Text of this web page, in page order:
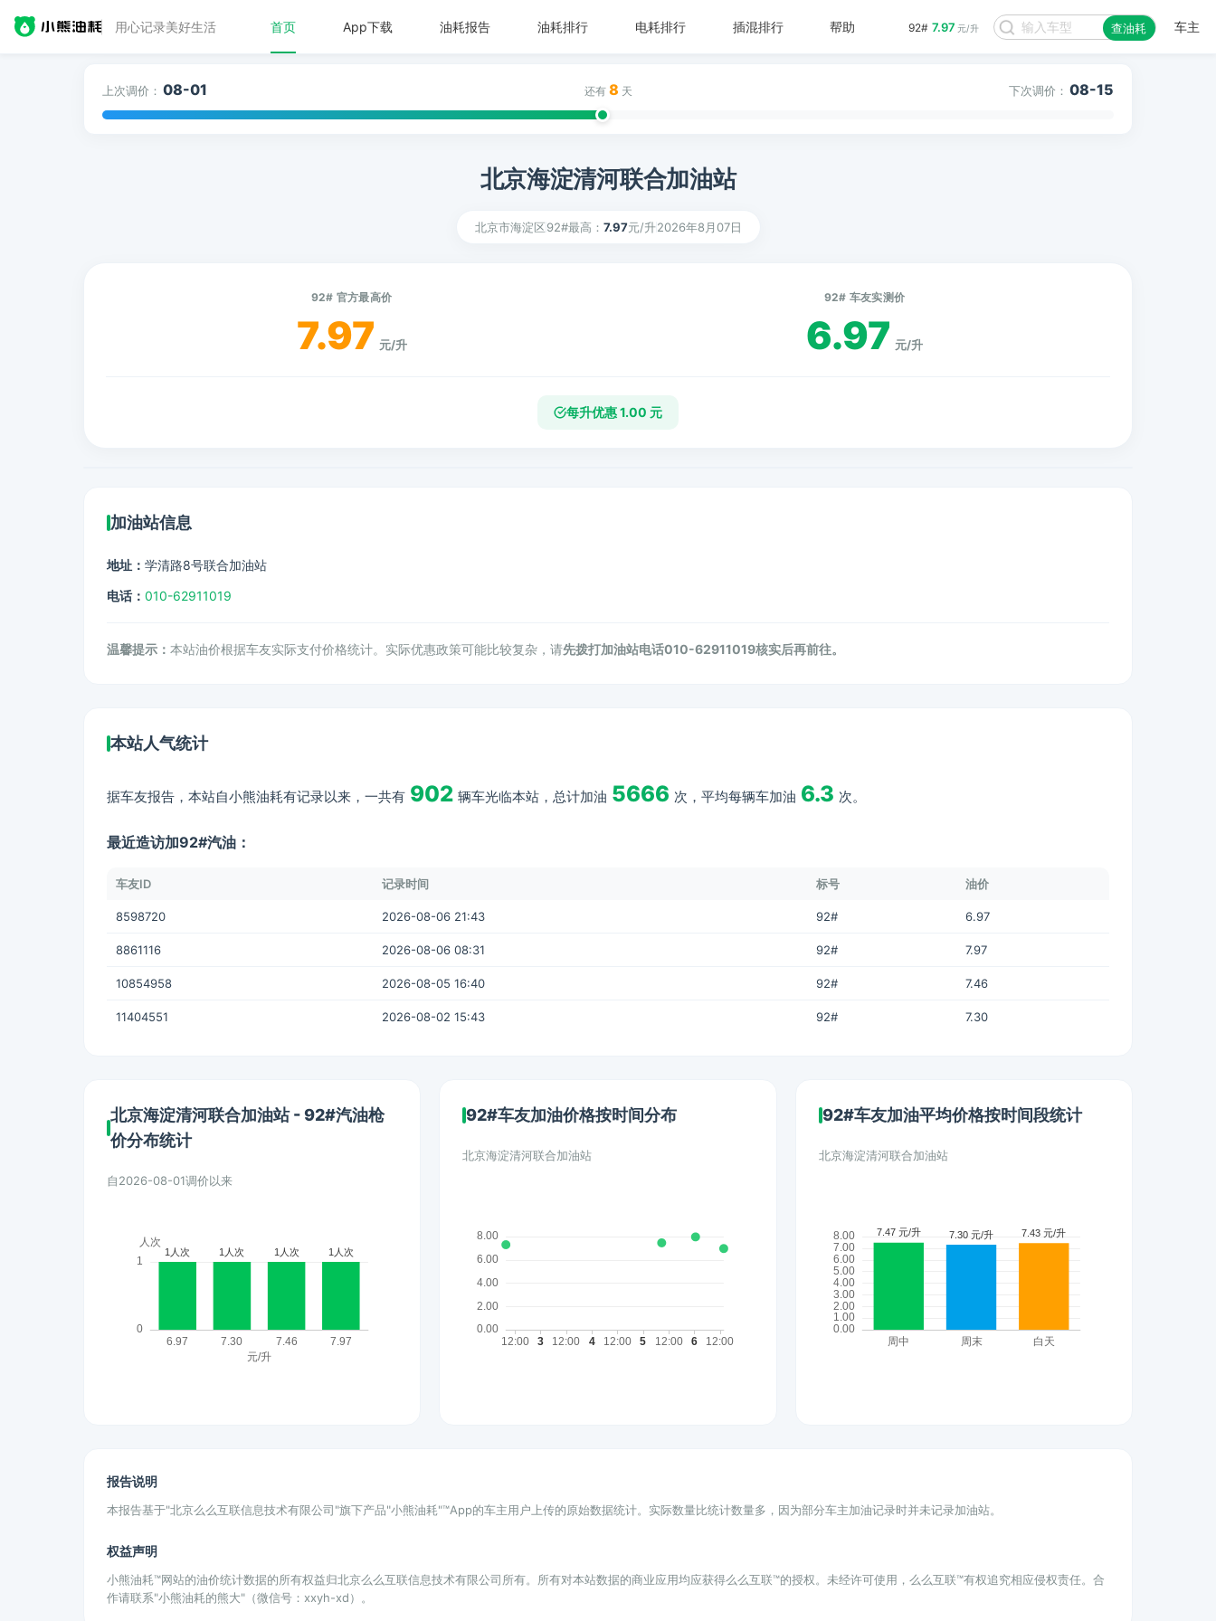
用心记录美好生活 92# 7.97 元/升 查油耗 车主
首页 App下载 油耗报告 油耗排行 电耗排行 插混排行 帮助
上次调价： 08-01 还有 8 天 下次调价： 08-15
北京海淀清河联合加油站
北京市海淀区92#最高： 7.97元/升2026年8月07日
92# 官方最高价
7.97 元/升
92# 车友实测价
6.97 元/升
每升优惠 1.00 元
加油站信息
地址： 学清路8号联合加油站
电话： 010-62911019
温馨提示： 本站油价根据车友实际支付价格统计。实际优惠政策可能比较复杂，请先拨打加油站电话010-62911019核实后再前往。
本站人气统计
据车友报告，本站自小熊油耗有记录以来，一共有 902 辆车光临本站，总计加油 5666 次，平均每辆车加油 6.3 次。
最近造访加92#汽油：
车友ID 记录时间 标号 油价
8598720 2026-08-06 21:43 92# 6.97
8861116 2026-08-06 08:31 92# 7.97
10854958 2026-08-05 16:40 92# 7.46
11404551 2026-08-02 15:43 92# 7.30
北京海淀清河联合加油站 - 92#汽油枪
价分布统计
自2026-08-01调价以来
92#车友加油价格按时间分布
北京海淀清河联合加油站
92#车友加油平均价格按时间段统计
北京海淀清河联合加油站
报告说明
本报告基于"北京么么互联信息技术有限公司"旗下产品"小熊油耗"™App的车主用户上传的原始数据统计。实际数量比统计数量多，因为部分车主加油记录时并未记录加油站。
权益声明
小熊油耗™网站的油价统计数据的所有权益归北京么么互联信息技术有限公司所有。所有对本站数据的商业应用均应获得么么互联™的授权。未经许可使用，么么互联™有权追究相应侵权责任。合
作请联系"小熊油耗的熊大"（微信号：xxyh-xd）。